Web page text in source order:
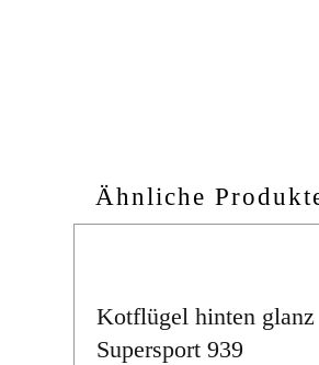
Ähnliche
Kotflügel hinten glanz
Supersport 939